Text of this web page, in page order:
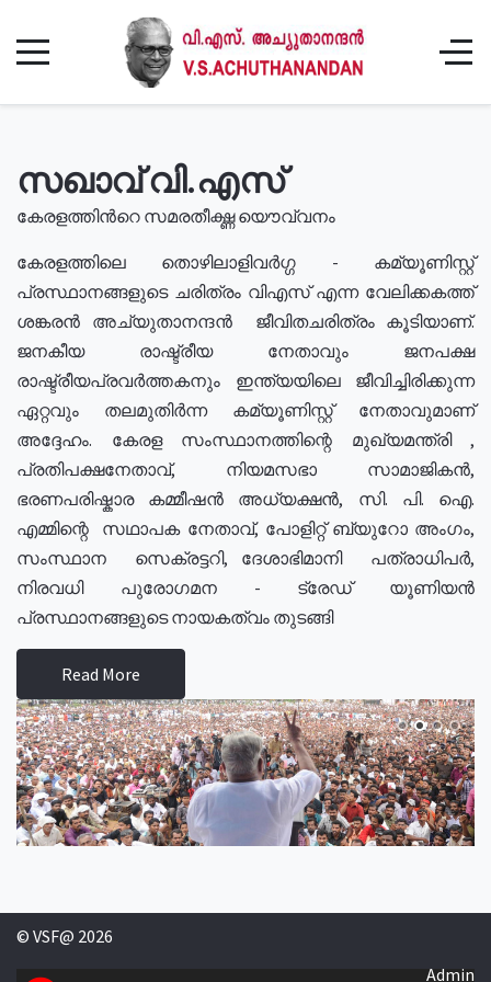
സഖാവ് വി.എസ്
കേരളത്തിൻറെ സമരതീക്ഷ്ണ യൌവ്വനം
കേരളത്തിലെ തൊഴിലാളിവർഗ്ഗ - കമ്യൂണിസ്റ്റ്
പ്രസ്ഥാനങ്ങളുടെ ചരിത്രം വിഎസ് എന്ന വേലിക്കകത്ത്
ശങ്കരൻ അച്യുതാനന്ദൻ ജീവിതചരിത്രം കൂടിയാണ്.
ജനകീയ രാഷ്ട്രീയ നേതാവും ജനപക്ഷ
രാഷ്ട്രീയപ്രവർത്തകനും ഇന്ത്യയിലെ ജീവിച്ചിരിക്കുന്ന
ഏറ്റവും തലമുതിർന്ന കമ്യൂണിസ്റ്റ് നേതാവുമാണ്
അദ്ദേഹം. കേരള സംസ്ഥാനത്തിന്റെ മുഖ്യമന്ത്രി ,
പ്രതിപക്ഷനേതാവ്, നിയമസഭാ സാമാജികൻ,
ഭരണപരിഷ്കാര കമ്മീഷൻ അധ്യക്ഷൻ, സി. പി. ഐ.
എമ്മിന്റെ സഥാപക നേതാവ്, പോളിറ്റ് ബ്യുറോ അംഗം,
സംസ്ഥാന സെക്രട്ടറി, ദേശാഭിമാനി പത്രാധിപർ,
നിരവധി പുരോഗമന - ട്രേഡ് യൂണിയൻ
പ്രസ്ഥാനങ്ങളുടെ നായകത്വം തുടങ്ങി
Read More
© VSF@ 2026
Admin